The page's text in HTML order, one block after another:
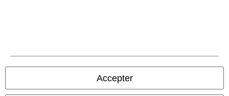
Accepter
Persondatapolitik
Bortskaffelse af affald og miljøbeskyttelse